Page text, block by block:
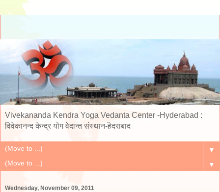
Vivekananda Kendra Yoga Vedanta Center -Hyderabad :
विवेकानन्द केन्द्र योग वेदान्त संस्थान-हॆदराबाद
▼
▼
Wednesday, November 09, 2011